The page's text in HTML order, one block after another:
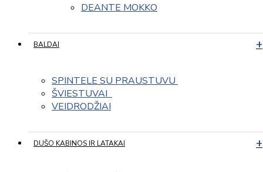
DEANTE MOKKO
BALDAI
SPINTELE SU PRAUSTUVU
ŠVIESTUVAI
VEIDRODŽIAI
DUŠO KABINOS IR LATAKAI